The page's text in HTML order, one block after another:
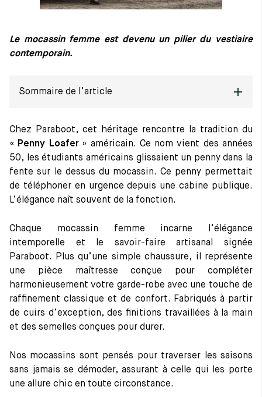
La création de nos chaussures
Les cousus main
Notre histoire
Lookbook
Le mocassin femme est devenu un pilier du vestiaire
contemporain.
Sommaire de l’article
femme ?
Cuir lisse, vernis ou velours : diverses collections de mocassins
pour femme
Conseils de style : accorder vos mocassins pour femme à votre
Savoir-faire et confort : la promesse d’une marche sans
compromis
Entretien et patine : faire durer vos mocassins femme Paraboot
Chez Paraboot, cet héritage rencontre la tradition du
« Penny Loafer» américain. Ce nom vient des années
50, les étudiants américains glissaient un penny dans la
fente sur le dessus du mocassin. Ce penny permettait
de téléphoner en urgence depuis une cabine publique.
L’élégance naît souvent de la fonction.
Chaque mocassin femme incarne l’élégance
intemporelle et le savoir-faire artisanal signée
Paraboot. Plus qu’une simple chaussure, il représente
une pièce maîtresse conçue pour compléter
harmonieusement votre garde-robe avec une touche de
raffinement classique et de confort. Fabriqués à partir
de cuirs d’exception, des finitions travaillées à la main
et des semelles conçues pour durer.
Nos mocassins sont pensés pour traverser les saisons
sans jamais se démoder, assurant à celle qui les porte
une allure chic en toute circonstance.